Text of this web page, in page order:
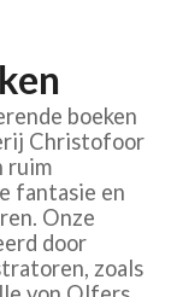
boeken
Christofoor
ruim
fantasie en
Onze
door
zoals